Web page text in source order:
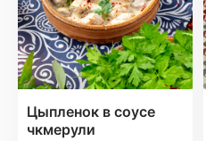
Цыпленок в соусе
чкмерули